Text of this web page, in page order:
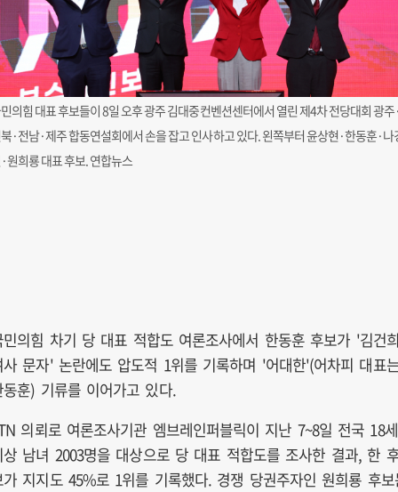
의힘 대표 후보들이 8일 오후 광주 김대중컨벤션센터에서 열린 제4차 전당대회 광주
·전남·제주 합동연설회에서 손을 잡고 인사하고 있다. 왼쪽부터 윤상현·한동훈·나
원희룡 대표 후보. 연합뉴스
민의힘 차기 당 대표 적합도 여론조사에서 한동훈 후보가 '김건
사 문자' 논란에도 압도적 1위를 기록하며 '어대한'(어차피 대표
동훈) 기류를 이어가고 있다.
의뢰로 여론조사기관 엠브레인퍼블릭이 지난 7~8일 전국 18세
상 남녀 2003명을 대상으로 당 대표 적합도를 조사한 결과, 한
가 지지도 45%로 1위를 기록했다. 경쟁 당권주자인 원희룡 후보